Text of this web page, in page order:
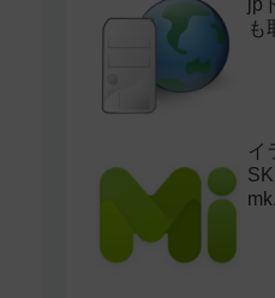
jp
も
イ